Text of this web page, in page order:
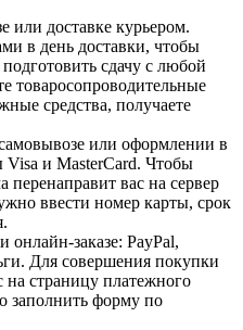
или доставке курьером.
в день доставки, чтобы
сдачу с любой
товаросопроводительные
средства, получаете
или оформлении в
Visa и MasterCard. Чтобы
перенаправит вас на сервер
ввести номер карты, срок
заказе: PayPal,
Для совершения покупки
на страницу платежного
заполнить форму по